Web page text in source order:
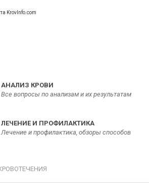
АНАЛИЗ КРОВИ
Все вопросы по анализам и их результатам
ЛЕЧЕНИЕ И ПРОФИЛАКТИКА
Лечение и профилактика, обзоры способов